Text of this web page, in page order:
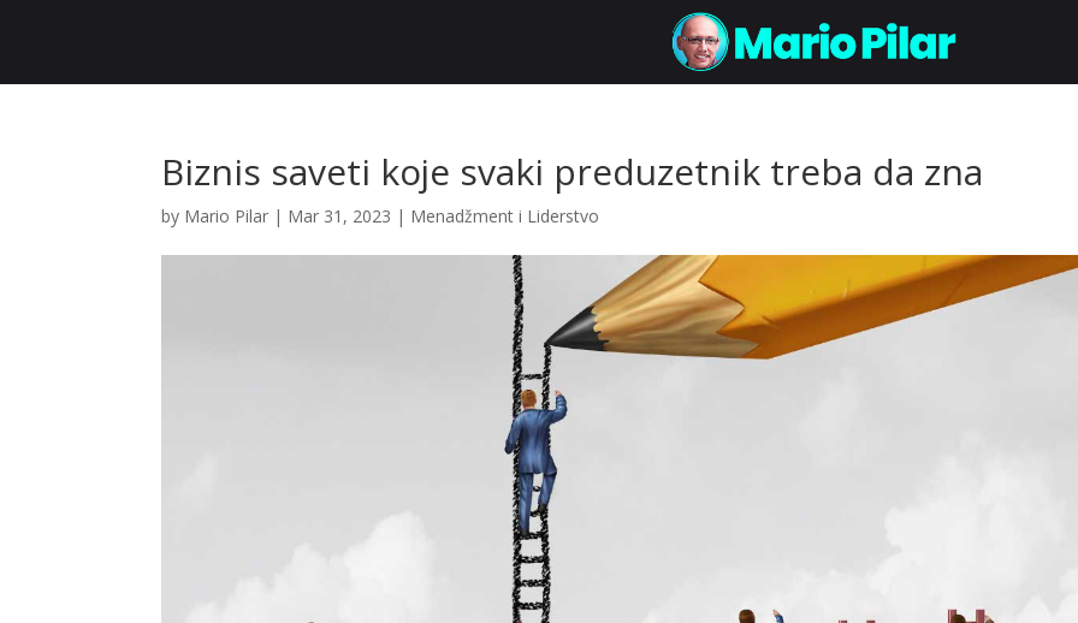
Biznis saveti koje svaki preduzetnik treba da zna
by Mario Pilar | Mar 31, 2023 | Menadžment i Liderstvo